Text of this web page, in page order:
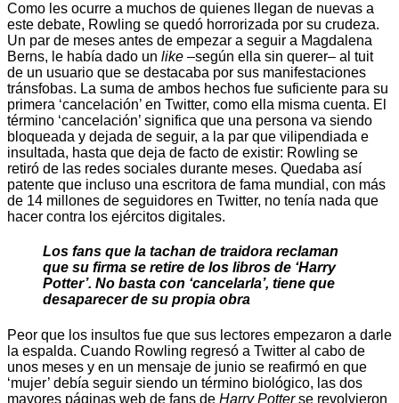
Como les ocurre a muchos de quienes llegan de nuevas a
este debate, Rowling se quedó horrorizada por su crudeza.
Un par de meses antes de empezar a seguir a Magdalena
Berns, le había dado un like –según ella sin querer– al tuit
de un usuario que se destacaba por sus manifestaciones
tránsfobas. La suma de ambos hechos fue suficiente para su
primera ‘cancelación’ en Twitter, como ella misma cuenta. El
término ‘cancelación’ significa que una persona va siendo
bloqueada y dejada de seguir, a la par que vilipendiada e
insultada, hasta que deja de facto de existir: Rowling se
retiró de las redes sociales durante meses. Quedaba así
patente que incluso una escritora de fama mundial, con más
de 14 millones de seguidores en Twitter, no tenía nada que
hacer contra los ejércitos digitales.
Los fans que la tachan de traidora reclaman
que su firma se retire de los libros de ‘Harry
Potter’. No basta con ‘cancelarla’, tiene que
desaparecer de su propia obra
Peor que los insultos fue que sus lectores empezaron a darle
la espalda. Cuando Rowling regresó a Twitter al cabo de
unos meses y en un mensaje de junio se reafirmó en que
‘mujer’ debía seguir siendo un término biológico, las dos
mayores páginas web de fans de Harry Potterse revolvieron